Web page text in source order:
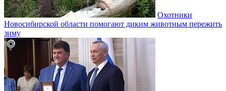
Охотники
Новосибирской области помогают диким животным пережить
зиму